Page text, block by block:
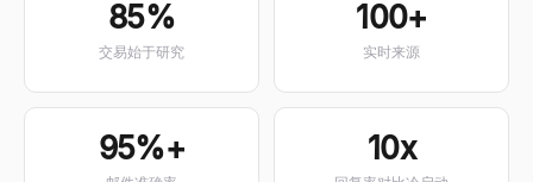
85%
交易始于研究
100+
实时来源
95%+ 10x